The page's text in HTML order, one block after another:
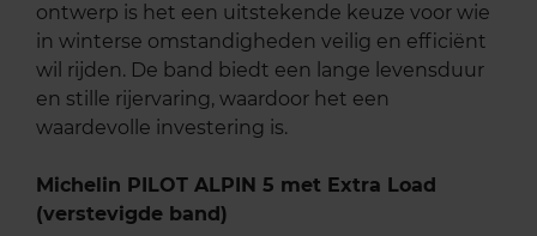
ontwerp is het een uitstekende keuze voor wie
in winterse omstandigheden veilig en efficiënt
wil rijden. De band biedt een lange levensduur
en stille rijervaring, waardoor het een
waardevolle investering is.
Michelin PILOT ALPIN 5 met Extra Load
(verstevigde band)